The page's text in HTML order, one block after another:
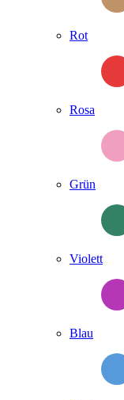
Rot
Rosa
Grün
Violett
Blau